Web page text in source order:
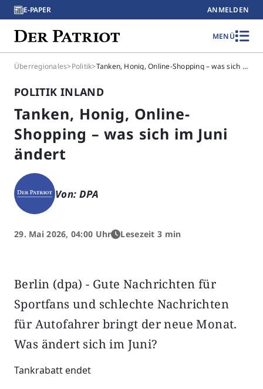
E-PAPER ANMELDEN
MENÜ
Überregionales>Politik> Tanken, Honig, Online-Shopping – was sich im Juni ändert
POLITIK INLAND
Tanken, Honig, Online-
Shopping – was sich im Juni
ändert
Von: DPA
29. Mai 2026, 04:00 Uhr Lesezeit 3 min
Berlin (dpa) - Gute Nachrichten für
Sportfans und schlechte Nachrichten
für Autofahrer bringt der neue Monat.
Was ändert sich im Juni?
Tankrabatt endet